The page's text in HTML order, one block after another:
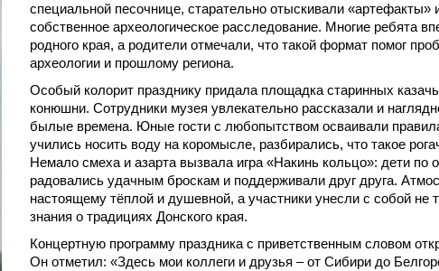
специальной песочнице, старательно отыскивали «артефакты»
собственное археологическое расследование. Многие ребята
родного края, а родители отмечали, что такой формат помог
археологии и прошлому региона.
Особый колорит празднику придала площадка старинных
конюшни. Сотрудники музея увлекательно рассказали и
былые времена. Юные гости с любопытством осваивали
учились носить воду на коромысле, разбирались, что такое
Немало смеха и азарта вызвала игра «Накинь кольцо»: дети по
радовались удачным броскам и поддерживали друг друга.
настоящему тёплой и душевной, а участники унесли с собой не
знания о традициях Донского края.
Концертную программу праздника с приветственным словом
Он отметил: «Здесь мои коллеги и друзья – от Сибири до